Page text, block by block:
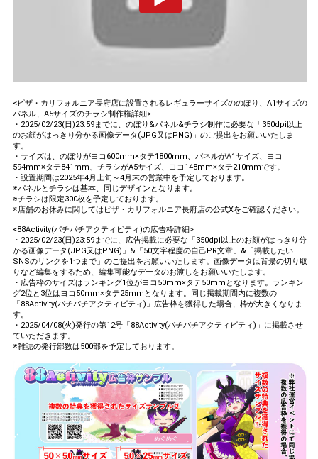
<ピザ・カリフォルニア長府店に設置されるレギュラーサイズののぼり、A1サイズの
パネル、A5サイズのチラシ制作権詳細>
・2025/02/23(日)23:59までに、のぼり&パネル&チラシ制作に必要な「350dpi以上
のお顔がはっきり分かる画像データ(JPG又はPNG)」のご提出をお願いいたしま
す。
・サイズは、のぼりがヨコ600mm×タテ1800mm、パネルがA1サイズ、ヨコ
594mm×タテ841mm、チラシがA5サイズ、ヨコ148mm×タテ210mmです。
・設置期間は2025年4月上旬～4月末の営業中を予定しております。
※パネルとチラシは基本、同じデザインとなります。
※チラシは限定300枚を予定しております。
※店舗のお休みに関してはピザ・カリフォルニア長府店の公式Xをご確認ください。
<88Activity(パチパチアクティビティ)の広告枠詳細>
・2025/02/23(日)23:59までに、広告掲載に必要な「350dpi以上のお顔がはっきり分
かる画像データ(JPG又はPNG)」&「50文字程度の自己PR文章」&「掲載したい
SNSのリンクを1つまで」のご提出をお願いいたします。画像データは背景の切り取
りなど編集をするため、編集可能なデータのお渡しをお願いいたします。
・広告枠のサイズはランキング1位がヨコ50mm×タテ50mmとなります。ランキン
グ2位と3位はヨコ50mm×タテ25mmとなります。同じ掲載期間内に複数の
「88Activity(パチパチアクティビティ)」広告枠を獲得した場合、枠が大きくなりま
す。
・2025/04/08(火)発行の第12号「88Activity(パチパチアクティビティ)」に掲載させ
ていただきます。
※雑誌の発行部数は500部を予定しております。